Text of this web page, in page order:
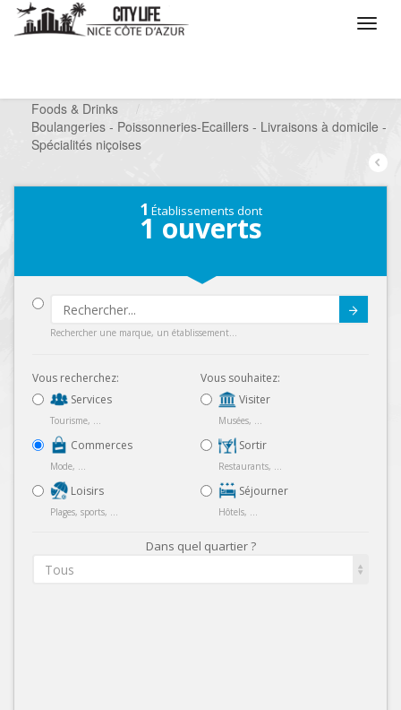
Foods & Drinks
/
Boulangeries - Poissonneries-Ecaillers - Livraisons à domicile -
Spécialités niçoises
1 Établissements dont
1 ouverts
Rechercher une marque, un établissement...
Vous recherchez:
Services
Tourisme, ...
Commerces
Mode, ...
Loisirs
Plages, sports, ...
Vous souhaitez:
Visiter
Musées, ...
Sortir
Restaurants, ...
Séjourner
Hôtels, ...
Dans quel quartier ?
Tous